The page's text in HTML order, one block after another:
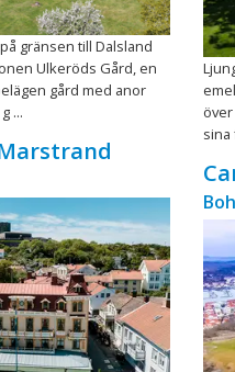
gränsen till Dalsland
Ulkeröds Gård, en
gård med anor
...
sina